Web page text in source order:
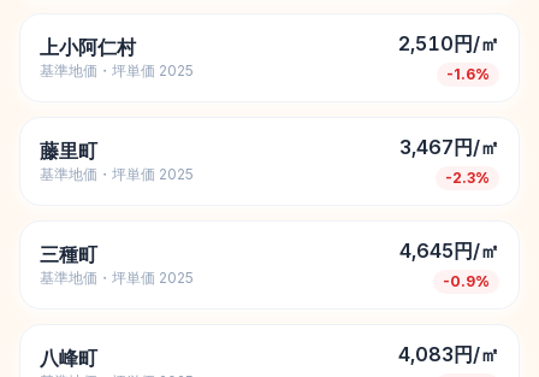
上小阿仁村
基準地価・坪単価 2025
2,510円/㎡
-1.6%
藤里町
基準地価・坪単価 2025
3,467円/㎡
-2.3%
三種町
基準地価・坪単価 2025
4,645円/㎡
-0.9%
八峰町 4,083円/㎡